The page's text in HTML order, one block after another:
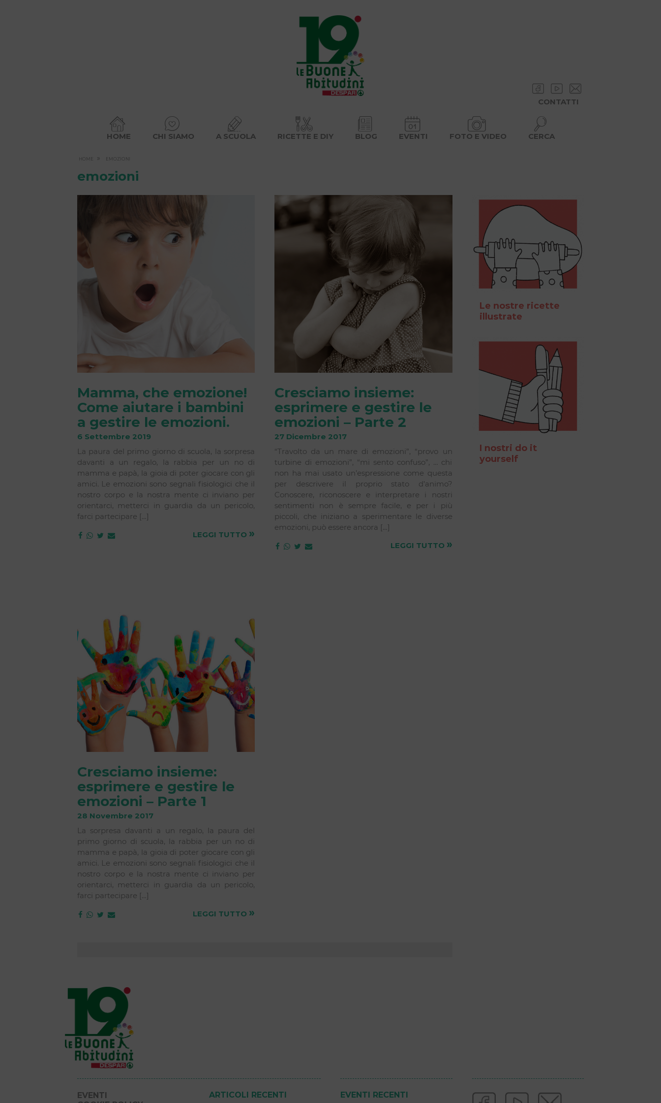
CONTATTI
HOME CHI SIAMO A SCUOLA RICETTE E DIY BLOG EVENTI FOTO E VIDEO CERCA
HOME » EMOZIONI
emozioni
Mamma, che emozione!
Come aiutare i bambini
a gestire le emozioni.
6 Settembre 2019
La paura del primo giorno di scuola, la sorpresa
davanti a un regalo, la rabbia per un no di
mamma e papà, la gioia di poter giocare con gli
amici. Le emozioni sono segnali fisiologici che il
nostro corpo e la nostra mente ci inviano per
orientarci, metterci in guardia da un pericolo,
farci partecipare […]
LEGGI TUTTO »
Cresciamo insieme:
esprimere e gestire le
emozioni – Parte 2
27 Dicembre 2017
“Travolto da un mare di emozioni”, “provo un
turbine di emozioni”, “mi sento confuso”, … chi
non ha mai usato un’espressione come questa
per descrivere il proprio stato d’animo?
Conoscere, riconoscere e interpretare i nostri
sentimenti non è sempre facile, e per i più
piccoli, che iniziano a sperimentare le diverse
emozioni, può essere ancora […]
LEGGI TUTTO »
Cresciamo insieme:
esprimere e gestire le
emozioni – Parte 1
28 Novembre 2017
La sorpresa davanti a un regalo, la paura del
primo giorno di scuola, la rabbia per un no di
mamma e papà, la gioia di poter giocare con gli
amici. Le emozioni sono segnali fisiologici che il
nostro corpo e la nostra mente ci inviano per
orientarci, metterci in guardia da un pericolo,
farci partecipare […]
LEGGI TUTTO »
Le nostre ricette
illustrate
I nostri do it
yourself
EVENTI
ARTICOLI RECENTI EVENTI RECENTI